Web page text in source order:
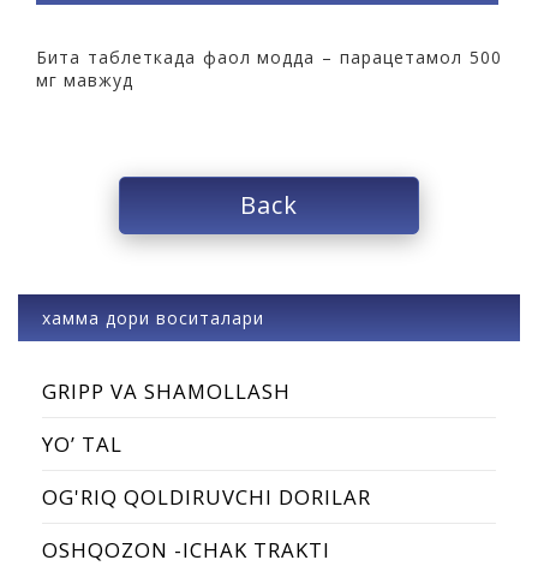
хамма дори воситалари
GRIPP VA SHAMOLLASH
YО’ TAL
OG'RIQ QOLDIRUVCHI DORILAR
OSHQOZON -ICHAK TRAKTI
Бита таблеткада фаол модда – парацетамол 500
мг мавжуд
Back